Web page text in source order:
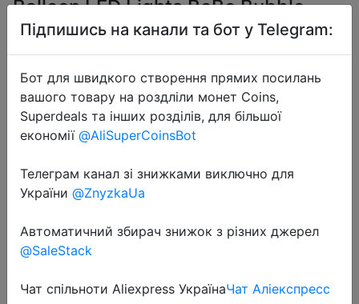
Balloon LED Lights BoBo Bubble
Balloon For Birthday Wedding
Valentine Decoration
$1.98
Sale
Підпишись на канали та бот у Telegram:
Бот для швидкого створення прямих посилань
вашого товару на роздліли монет Coins,
Superdeals та інших розділів, для більшої
економії @AliSuperCoinsBot
Телеграм канал зі знижками виключно для
України @ZnyzkaUa
Автоматичний збирач знижок з різних джерел
@SaleStack
Чат спільноти Aliexpress УкраїнаЧат Аліекспресс